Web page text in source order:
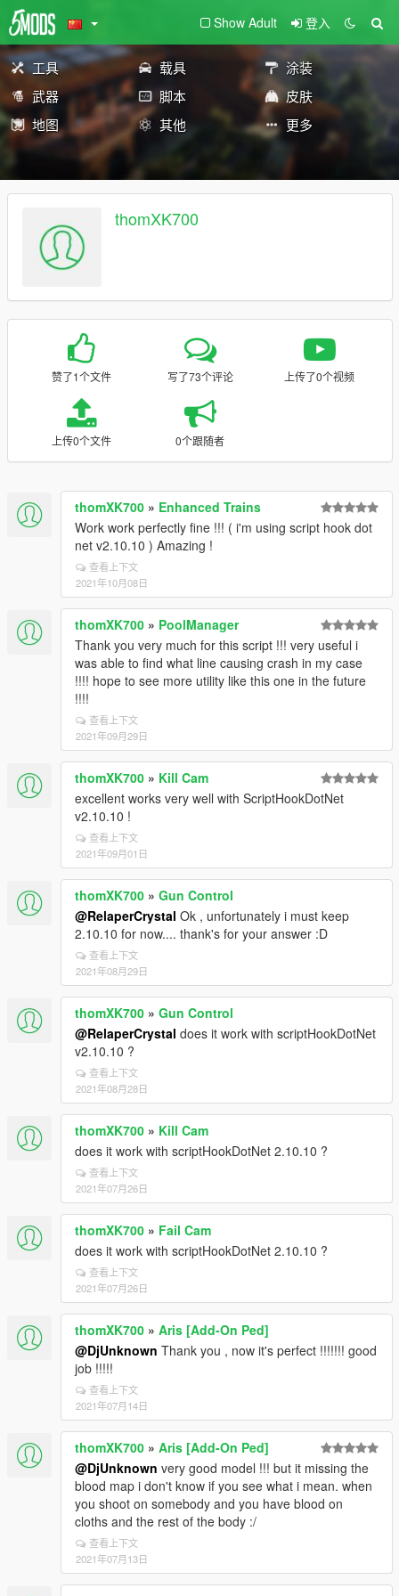
Show Adult 登入
工具 载具
涂装
武器
脚本
皮肤
地图
其他 更多
thomXK700
赞了1个文件 写了73个评论 上传了0个视频
上传0个文件 0个跟随者
thomXK700 » Enhanced Trains
Work work perfectly fine !!! ( i'm using script hook dot
net v2.10.10 ) Amazing !
查看上下文
2021年10月08日
thomXK700 » PoolManager
Thank you very much for this script !!! very useful i
was able to find what line causing crash in my case
!!!! hope to see more utility like this one in the future
!!!!
查看上下文
2021年09月29日
thomXK700 » Kill Cam
excellent works very well with ScriptHookDotNet
v2.10.10 !
查看上下文
2021年09月01日
thomXK700 » Gun Control
@RelaperCrystal Ok , unfortunately i must keep
2.10.10 for now.... thank's for your answer :D
查看上下文
2021年08月29日
thomXK700 » Gun Control
@RelaperCrystal does it work with scriptHookDotNet
v2.10.10 ?
查看上下文
2021年08月28日
thomXK700 » Kill Cam
does it work with scriptHookDotNet 2.10.10 ?
查看上下文
2021年07月26日
thomXK700 » Fail Cam
does it work with scriptHookDotNet 2.10.10 ?
查看上下文
2021年07月26日
thomXK700 » Aris [Add-On Ped]
@DjUnknown Thank you , now it's perfect !!!!!!! good
job !!!!!
查看上下文
2021年07月14日
thomXK700 » Aris [Add-On Ped]
@DjUnknown very good model !!! but it missing the
blood map i don't know if you see what i mean. when
you shoot on somebody and you have blood on
cloths and the rest of the body :/
查看上下文
2021年07月13日